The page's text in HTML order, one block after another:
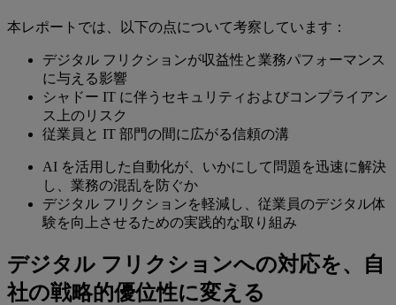
本レポートでは、以下の点について考察しています：
デジタル フリクションが収益性と業務パフォーマンス
に与える影響
シャドー IT に伴うセキュリティおよびコンプライアン
ス上のリスク
従業員と IT 部門の間に広がる信頼の溝
AI を活用した自動化が、いかにして問題を迅速に解決
し、業務の混乱を防ぐか
デジタル フリクションを軽減し、従業員のデジタル体
験を向上させるための実践的な取り組み
デジタル フリクションへの対応を、自
社の戦略的優位性に変える